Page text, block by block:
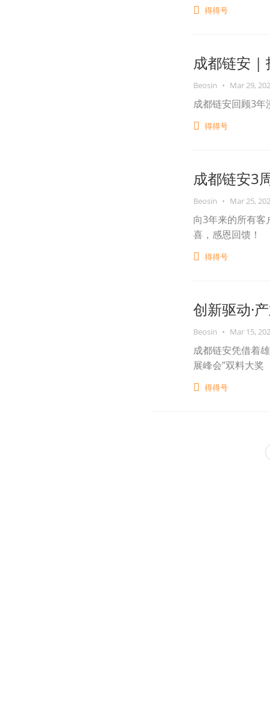
得得号
成都链安 |
Beosin • Mar 29,
成都链安回顾3年
得得号
成都链安3
Beosin • Mar 25,
向3年来的所有客
喜，感恩回馈！
得得号
创新驱动·
Beosin • Mar 15,
成都链安凭借着
展峰会”双料大奖
得得号